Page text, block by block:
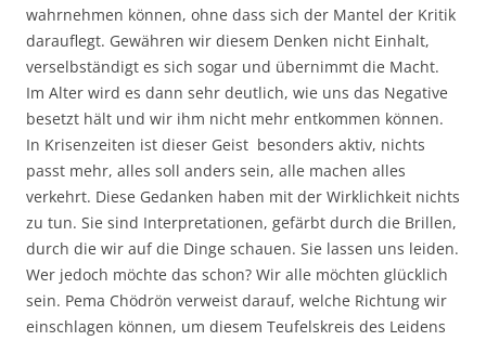
wahrnehmen können, ohne dass sich der Mantel der Kritik
darauflegt. Gewähren wir diesem Denken nicht Einhalt,
verselbständigt es sich sogar und übernimmt die Macht.
Im Alter wird es dann sehr deutlich, wie uns das Negative
besetzt hält und wir ihm nicht mehr entkommen können.
In Krisenzeiten ist dieser Geist besonders aktiv, nichts
passt mehr, alles soll anders sein, alle machen alles
verkehrt. Diese Gedanken haben mit der Wirklichkeit nichts
zu tun. Sie sind Interpretationen, gefärbt durch die Brillen,
durch die wir auf die Dinge schauen. Sie lassen uns leiden.
Wer jedoch möchte das schon? Wir alle möchten glücklich
sein. Pema Chödrön verweist darauf, welche Richtung wir
einschlagen können, um diesem Teufelskreis des Leidens